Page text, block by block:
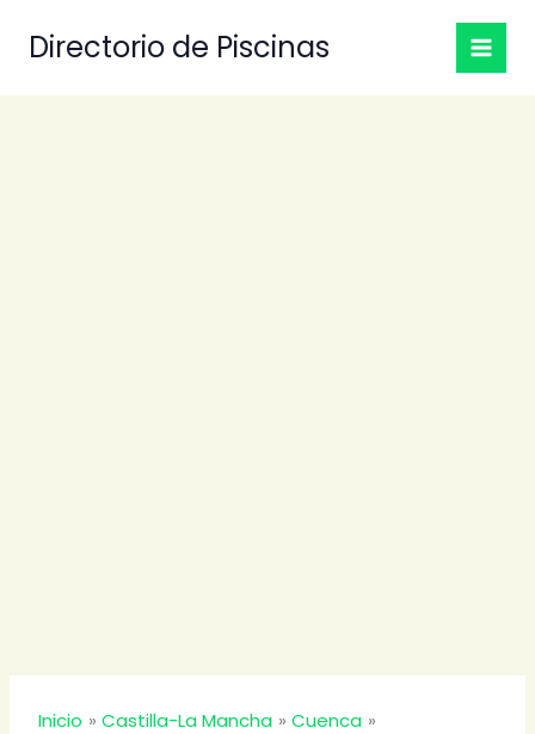
Directorio de Piscinas
Inicio Castilla-La Mancha
Cuenca